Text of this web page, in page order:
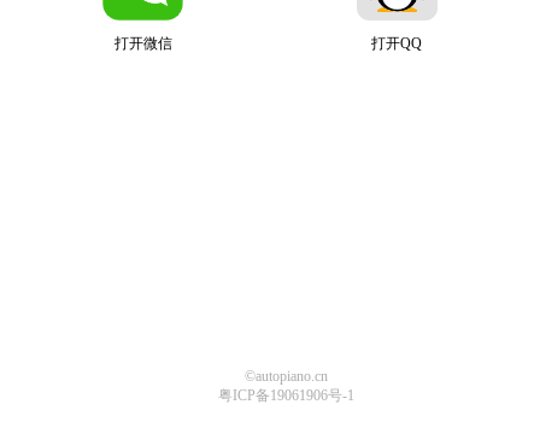
打开微信 打开QQ
©autopiano.cn
粤ICP备19061906号-1